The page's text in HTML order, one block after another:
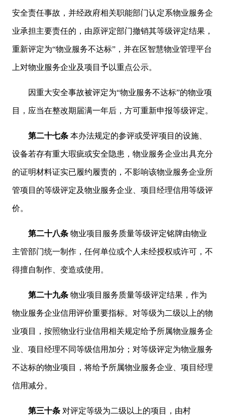
安全责任事故，并经政府相关职能部门认定系物业服务企
业承担主要责任的，由原评定部门撤销其等级评定结果，
重新评定为“物业服务不达标”，并在区智慧物业管理平台
上对物业服务企业及项目予以重点公示。
因重大安全事故被评定为“物业服务不达标”的物业项
目，应当在整改期届满一年后，方可重新申报等级评定。
第二十七条本办法规定的参评或受评项目的设施、
设备若存有重大瑕疵或安全隐患，物业服务企业出具充分
的证明材料证实已履约履责的，不影响该物业服务企业所
管项目的等级评定及物业服务企业、项目经理信用等级评
价。
第二十八条物业项目服务质量等级评定铭牌由物业
主管部门统一制作，任何单位或个人未经授权或许可，不
得擅自制作、变造或使用。
第二十九条物业项目服务质量等级评定结果，作为
物业服务企业信用评价重要指标。对等级为二级以上的物
业项目，按照物业行业信用相关规定给予所属物业服务企
业、项目经理不同等级信用加分；对等级评定为物业服务
不达标的物业项目，将给予所属物业服务企业、项目经理
信用减分。
第三十条对评定等级为二级以上的项目，由村